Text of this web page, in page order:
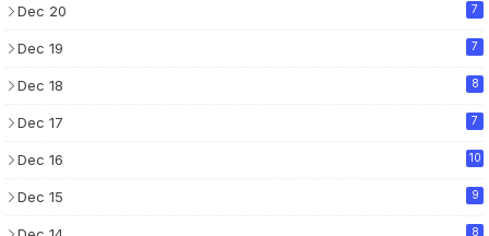
Dec 20 7
Dec 19 7
Dec 18 8
Dec 17 7
Dec 16 10
Dec 15 9
8